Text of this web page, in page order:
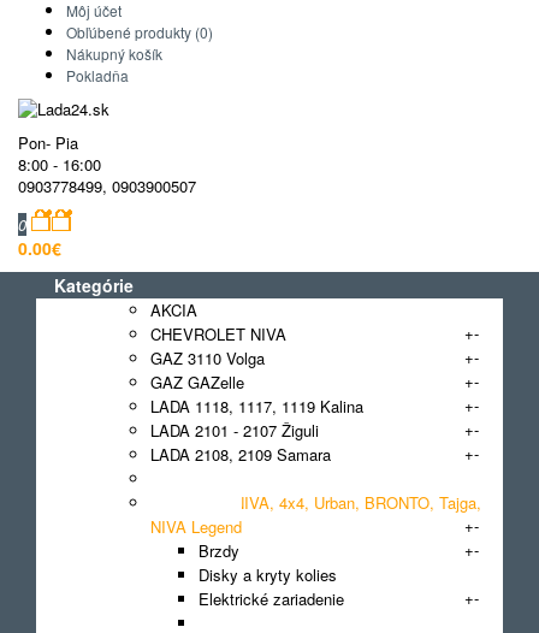
Môj účet
Obľúbené produkty (0)
Nákupný košík
Pokladňa
Pon- Pia
8:00 - 16:00
0903778499, 0903900507
0
0.00€
Kategórie
AKCIA
CHEVROLET NIVA
+-
GAZ 3110 Volga
+-
GAZ GAZelle
+-
LADA 1118, 1117, 1119 Kalina
+-
LADA 2101 - 2107 Žiguli
+-
LADA 2108, 2109 Samara
+-
LADA 2121 NIVA, 4x4, Urban, BRONTO, Tajga,
NIVA Legend
+-
Brzdy
+-
Disky a kryty kolies
Elektrické zariadenie
+-